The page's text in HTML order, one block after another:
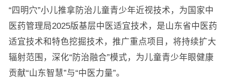
“四明穴”小儿推拿防治儿童青少年近视技术，为国家中
医药管理局2025版基层中医适宜技术，是山东省中医药
适宜技术和特色挖掘技术，推广重点项目，将持续扩大
辐射范围，深化“防治融合”模式，为儿童青少年眼健康
贡献“山东智慧”与“中医力量”。